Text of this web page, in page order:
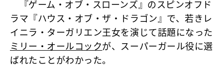
『ゲーム・オブ・スローンズ』のスピンオフド
ラマ『ハウス・オブ・ザ・ドラゴン』で、若きレ
イニラ・ターガリエン王女を演じて話題になった
ミリー・オールコックが、スーパーガール役に選
ばれたことがわかった。